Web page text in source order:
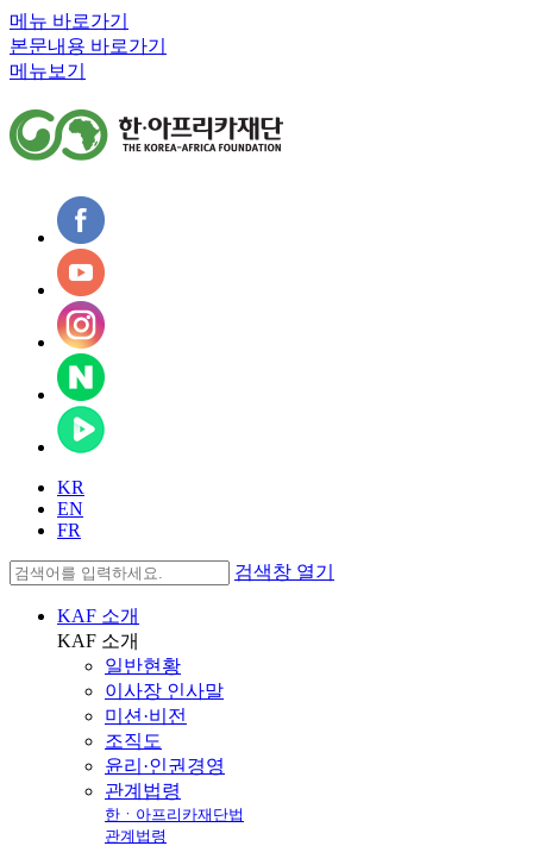
메뉴 바로가기
본문내용 바로가기
메뉴보기
KR
EN
FR
검색창 열기
KAF 소개
KAF 소개
일반현황
이사장 인사말
미션·비전
조직도
윤리·인권경영
관계법령
한ㆍ아프리카재단법
관계법령